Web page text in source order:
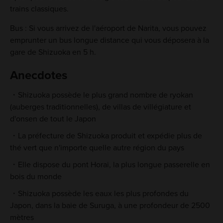
trains classiques.
Bus : Si vous arrivez de l'aéroport de Narita, vous pouvez
emprunter un bus longue distance qui vous déposera à la
gare de Shizuoka en 5 h.
Anecdotes
Shizuoka possède le plus grand nombre de ryokan
(auberges traditionnelles), de villas de villégiature et
d'onsen de tout le Japon
La préfecture de Shizuoka produit et expédie plus de
thé vert que n'importe quelle autre région du pays
Elle dispose du pont Horai, la plus longue passerelle en
bois du monde
Shizuoka possède les eaux les plus profondes du
Japon, dans la baie de Suruga, à une profondeur de 2500
mètres